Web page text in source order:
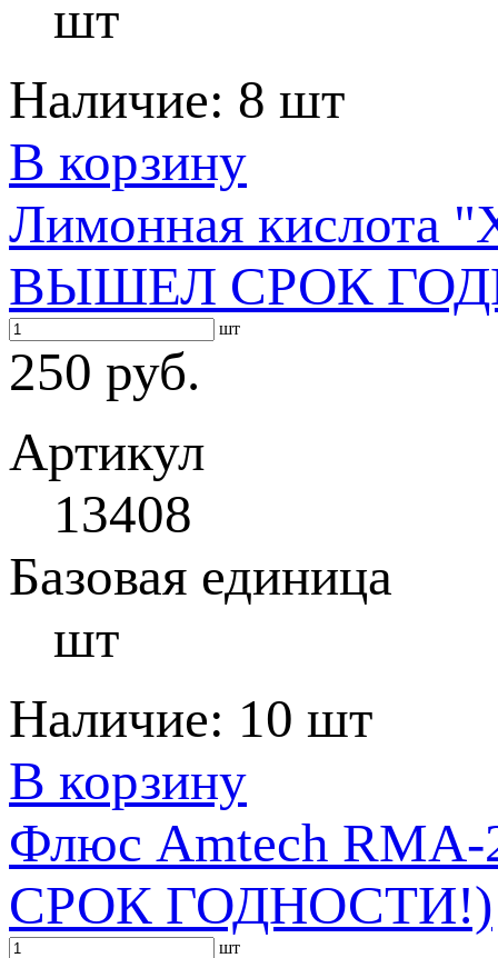
шт
Наличие: 8 шт
В корзину
Лимонная кислота
ВЫШЕЛ СРОК
шт
250 руб.
Артикул
13408
Базовая единица
шт
Наличие: 10 шт
В корзину
Флюс Amtech
СРОК ГОДНОСТИ!)
шт